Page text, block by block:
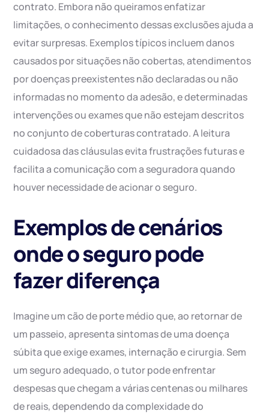
contrato. Embora não queiramos enfatizar
limitações, o conhecimento dessas exclusões ajuda a
evitar surpresas. Exemplos típicos incluem danos
causados por situações não cobertas, atendimentos
por doenças preexistentes não declaradas ou não
informadas no momento da adesão, e determinadas
intervenções ou exames que não estejam descritos
no conjunto de coberturas contratado. A leitura
cuidadosa das cláusulas evita frustrações futuras e
facilita a comunicação com a seguradora quando
houver necessidade de acionar o seguro.
Exemplos de cenários
onde o seguro pode
fazer diferença
Imagine um cão de porte médio que, ao retornar de
um passeio, apresenta sintomas de uma doença
súbita que exige exames, internação e cirurgia. Sem
um seguro adequado, o tutor pode enfrentar
despesas que chegam a várias centenas ou milhares
de reais, dependendo da complexidade do